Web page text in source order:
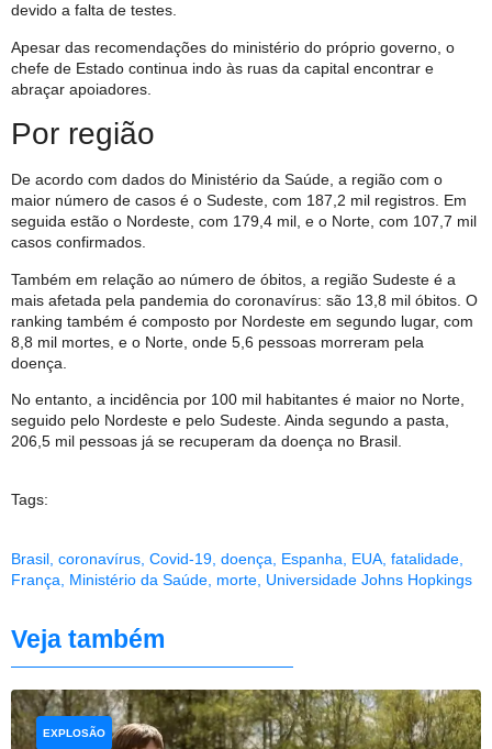
devido a falta de testes.
Apesar das recomendações do ministério do próprio governo, o
chefe de Estado continua indo às ruas da capital encontrar e
abraçar apoiadores.
Por região
De acordo com dados do Ministério da Saúde, a região com o
maior número de casos é o Sudeste, com 187,2 mil registros. Em
seguida estão o Nordeste, com 179,4 mil, e o Norte, com 107,7 mil
casos confirmados.
Também em relação ao número de óbitos, a região Sudeste é a
mais afetada pela pandemia do coronavírus: são 13,8 mil óbitos. O
ranking também é composto por Nordeste em segundo lugar, com
8,8 mil mortes, e o Norte, onde 5,6 pessoas morreram pela
doença.
No entanto, a incidência por 100 mil habitantes é maior no Norte,
seguido pelo Nordeste e pelo Sudeste. Ainda segundo a pasta,
206,5 mil pessoas já se recuperam da doença no Brasil.
Tags:
Brasil coronavírus Covid-19 doença Espanha EUA fatalidade
França
Ministério da Saúde morte Universidade Johns Hopkings
Veja também
EXPLOSÃO